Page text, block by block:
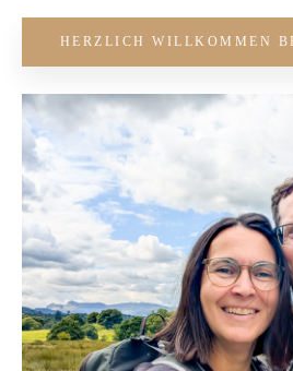
HERZLICH WILLKOMMEN